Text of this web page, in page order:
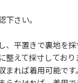
さい。
、平置きで裏地を採
整えて採寸してお
まれば着用可能です。